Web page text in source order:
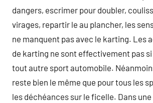
dangers, escrimer pour doubler,
virages, repartir le au plancher, les
ne manquent pas avec le karting. Les
de karting ne sont effectivement pas
tout autre sport automobile.
reste bien le même que pour tous les
les déchéances sur le ficelle. Dans